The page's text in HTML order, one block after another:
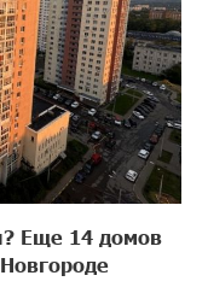
Еще 14 домов